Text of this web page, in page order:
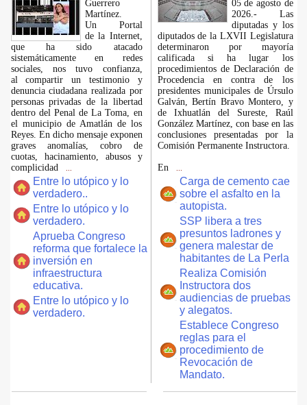
Guerrero
Martínez.
​Un Portal
de la Internet,
que ha sido atacado
sistemáticamente en redes
sociales, nos tuvo confianza,
al compartir un testimonio y
denuncia ciudadana realizada por
personas privadas de la libertad
dentro del Penal de La Toma, en
el municipio de Amatlán de los
Reyes. En dicho mensaje exponen
graves anomalías, cobro de
cuotas, hacinamiento, abusos y
complicidad
Entre lo utópico y lo
verdadero..
Entre lo utópico y lo
verdadero.
Aprueba Congreso
reforma que fortalece la
inversión en
infraestructura
educativa.
Entre lo utópico y lo
verdadero.
05 de agosto de
2026.- Las
diputadas y los
diputados de la LXVII Legislatura
determinaron por mayoría
calificada si ha lugar los
procedimientos de Declaración de
Procedencia en contra de los
presidentes municipales de Úrsulo
Galván, Bertín Bravo Montero, y
de Ixhuatlán del Sureste, Raúl
González Martínez, con base en las
conclusiones presentadas por la
Comisión Permanente Instructora.
En
Carga de cemento cae
sobre el asfalto en la
autopista.
SSP libera a tres
presuntos ladrones y
genera malestar de
habitantes de La Perla
Realiza Comisión
Instructora dos
audiencias de pruebas
y alegatos.
Establece Congreso
reglas para el
procedimiento de
Revocación de
Mandato.